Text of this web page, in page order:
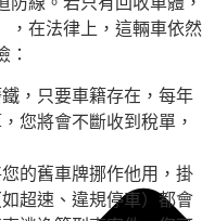
，在法律上，這輛車依然
，只要車籍存在，每年
您將會不斷收到稅單，
您的舊車牌挪作他用，掛
超速、違規停車）都會